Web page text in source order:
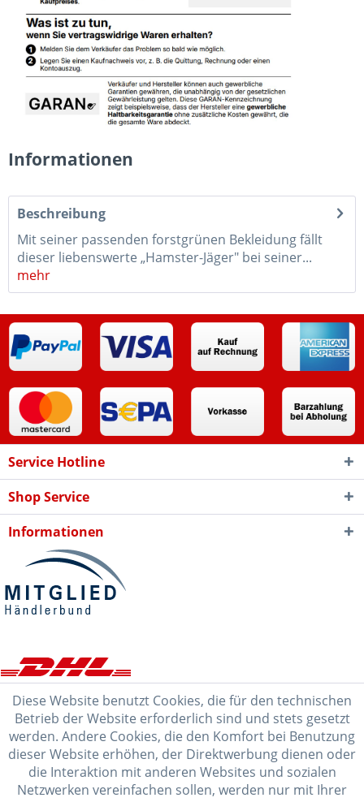
Informationen
Beschreibung
Mit seiner passenden forstgrünen Bekleidung fällt
dieser liebenswerte „Hamster-Jäger" bei seiner...
mehr
Service Hotline
Shop Service
Informationen
Diese Website benutzt Cookies, die für den technischen
Betrieb der Website erforderlich sind und stets gesetzt
werden. Andere Cookies, die den Komfort bei Benutzung
dieser Website erhöhen, der Direktwerbung dienen oder
die Interaktion mit anderen Websites und sozialen
Netzwerken vereinfachen sollen, werden nur mit Ihrer